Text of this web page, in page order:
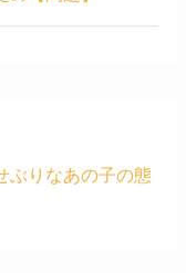
ぶりなあの子の態